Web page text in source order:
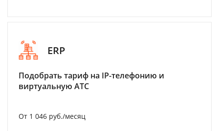
ERP
Подобрать тариф на IP-телефонию и
виртуальную АТС
От 1 046 руб./месяц